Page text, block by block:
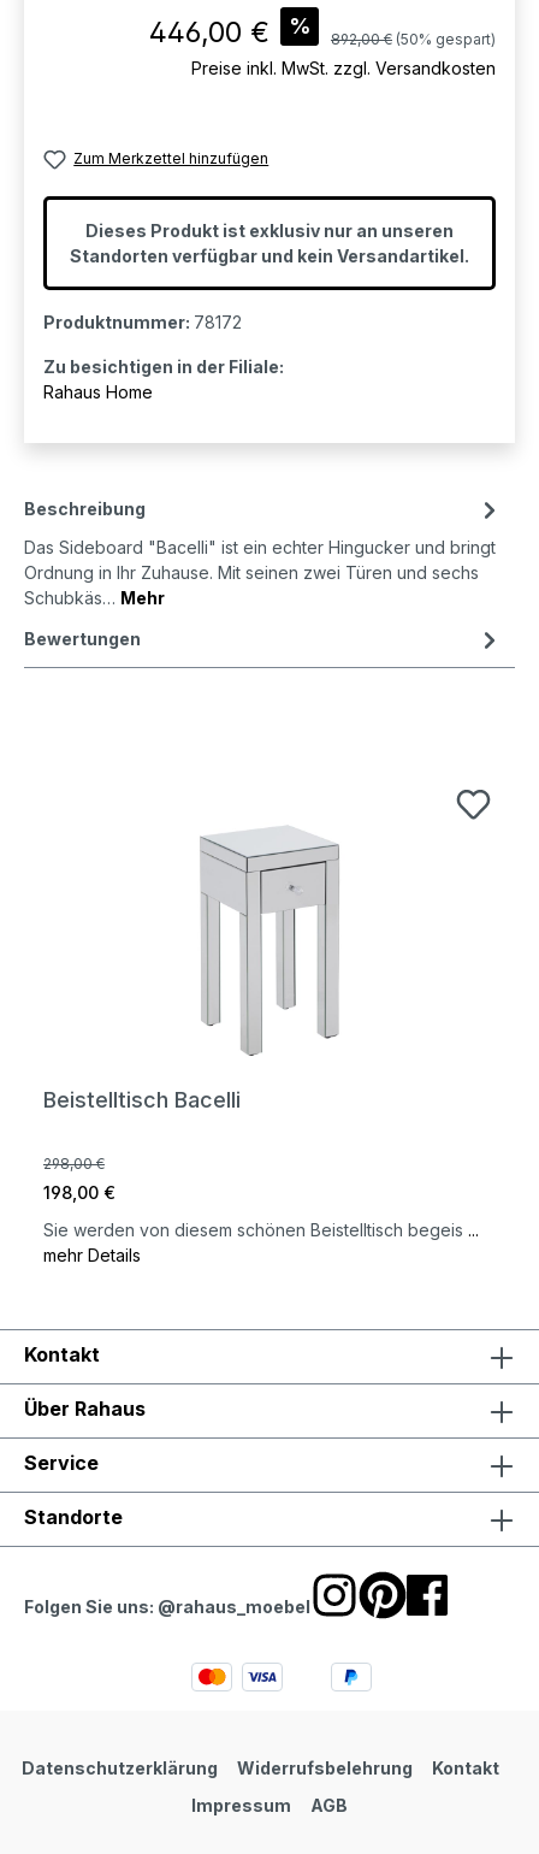
Verkaufspreis:
446,00 € % Regulärer Preis:
892,00 € (50% gespart)
Preise inkl. MwSt. zzgl. Versandkosten
Zum Merkzettel hinzufügen
Dieses Produkt ist exklusiv nur an unseren
Standorten verfügbar und kein Versandartikel.
Produktnummer: 78172
Zu besichtigen in der Filiale:
Rahaus Home
Beschreibung
Das Sideboard "Bacelli" ist ein echter Hingucker und bringt
Ordnung in Ihr Zuhause. Mit seinen zwei Türen und sechs
Schubkäs… Mehr
Bewertungen
Beistelltisch Bacelli
298,00 €
198,00 €
Sie werden von diesem schönen Beistelltisch begeis ...
mehr Details
Kontakt
Über Rahaus
Service
Standorte
Folgen Sie uns: @rahaus_moebel
Datenschutzerklärung Widerrufsbelehrung
Kontakt
Impressum
AGB